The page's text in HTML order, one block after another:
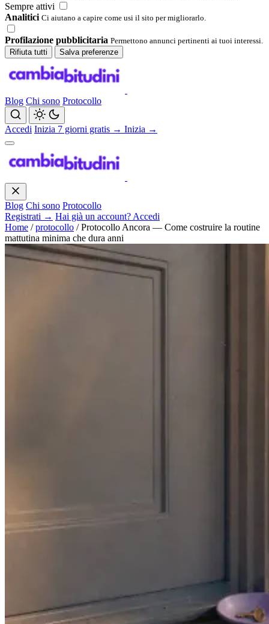
Sempre attivi
Analitici Ci aiutano a capire come usi il sito per migliorarlo.
Profilazione pubblicitaria Permettono annunci pertinenti ai tuoi interessi.
Rifiuta tutti
Salva preferenze
Blog Chi sono Protocollo
Accedi Inizia 7 giorni gratis → Inizia →
Blog Chi sono Protocollo
Registrati → Hai già un account? Accedi
Home / protocollo / Protocollo Ancora — Come costruire la routine
mattutina minima che dura anni